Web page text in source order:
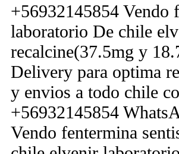
+56932145854 Vendo
laboratorio De chile
recalcine(37.5mg y
Delivery para optima
y envios a todo chile
+56932145854
Vendo fentermina